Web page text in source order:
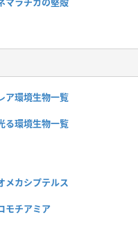
ア環境生物一覧
る環境生物一覧
メカシプテルス
モチアミア